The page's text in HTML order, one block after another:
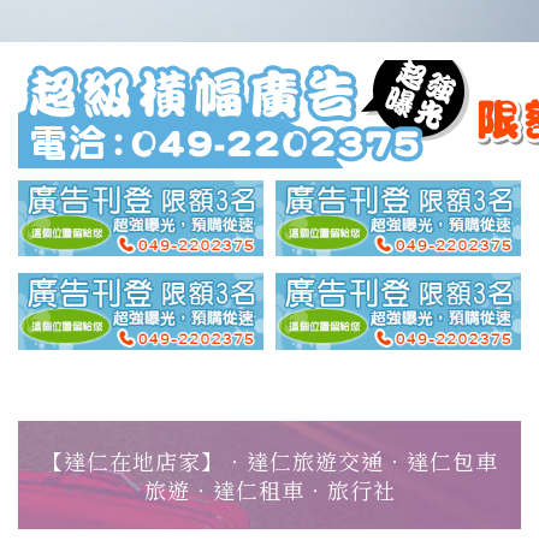
【達仁在地店家】‧達仁旅遊交通‧達仁包車
旅遊‧達仁租車‧旅行社